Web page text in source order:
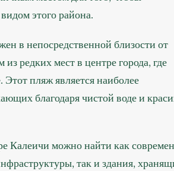
этого района.
в непосредственной близости от
редких мест в центре города, где
пляж является наиболее
благодаря чистой воде и
Калеичи можно найти как
так и здания,